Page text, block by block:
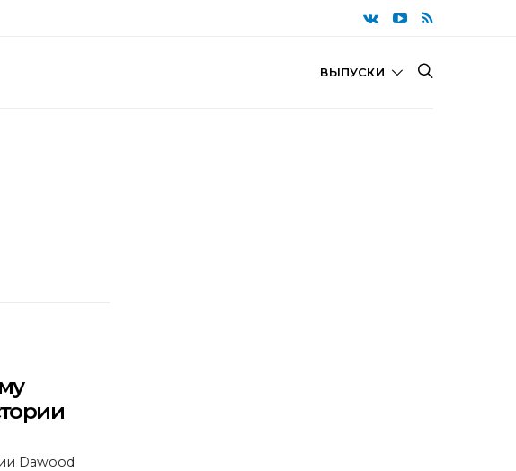
ВЫПУСКИ
Dawood